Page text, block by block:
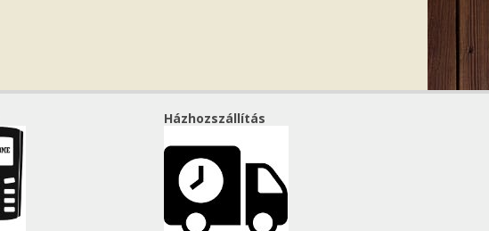
Házhozszállítás